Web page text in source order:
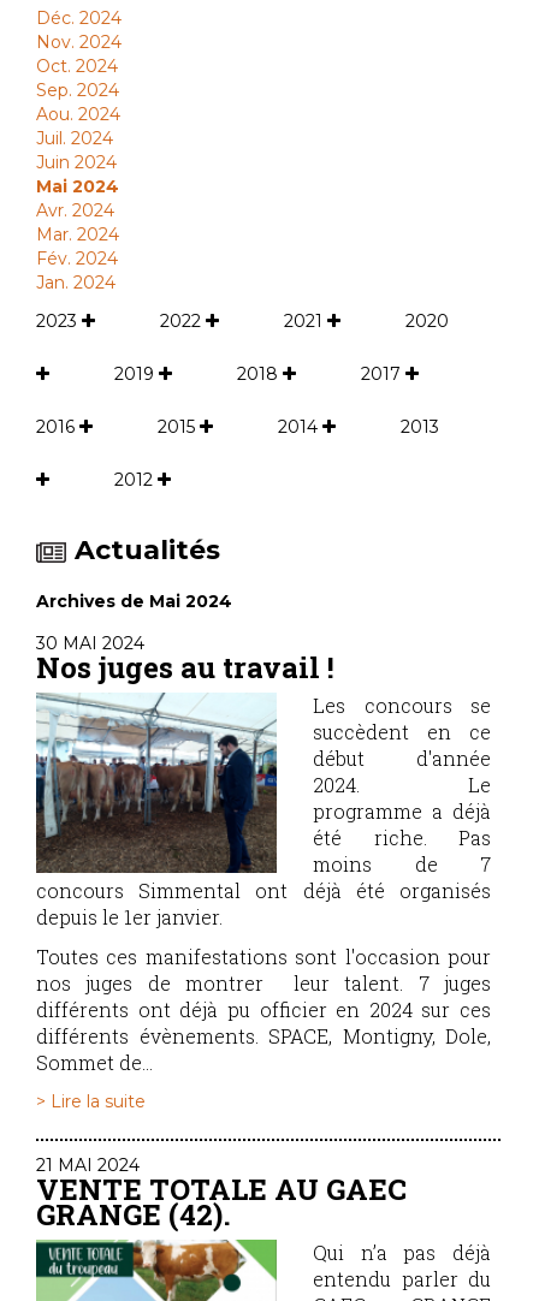
Déc. 2024
Nov. 2024
Oct. 2024
Sep. 2024
Aou. 2024
Juil. 2024
Juin 2024
Mai 2024
Avr. 2024
Mar. 2024
Fév. 2024
Jan. 2024
2023
2022 2021 2020
2019 2018 2017
2016 2015 2014 2013
2012
Actualités
Archives de Mai 2024
30 MAI 2024
Nos juges au travail !
Les concours se
succèdent en ce
début d'année
2024. Le
programme a déjà
été riche. Pas
moins de 7
concours Simmental ont déjà été organisés
depuis le 1er janvier.
Toutes ces manifestations sont l'occasion pour
nos juges de montrer leur talent. 7 juges
différents ont déjà pu officier en 2024 sur ces
différents évènements. SPACE, Montigny, Dole,
Sommet de...
> Lire la suite
21 MAI 2024
VENTE TOTALE AU GAEC
GRANGE (42).
Qui n’a pas déjà
entendu parler du